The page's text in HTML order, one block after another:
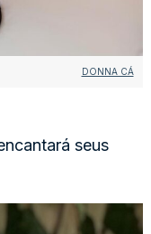
DONNA CÁ
seus